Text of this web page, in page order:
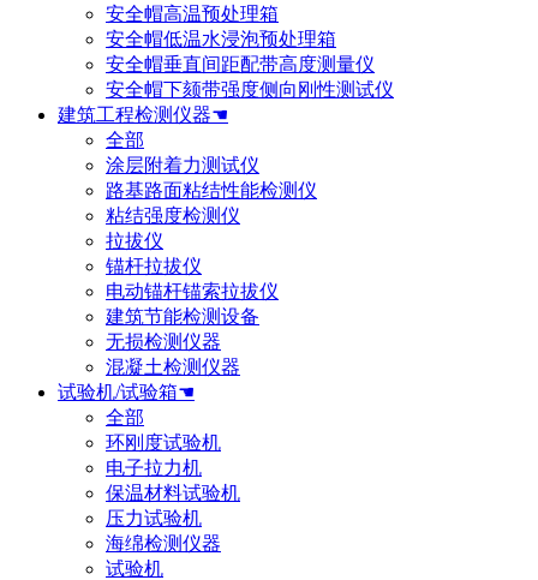
安全帽高温预处理箱
安全帽低温水浸泡预处理箱
安全帽垂直间距配带高度测量仪
安全帽下颏带强度侧向刚性测试仪
建筑工程检测仪器☚
全部
涂层附着力测试仪
路基路面粘结性能检测仪
粘结强度检测仪
拉拔仪
锚杆拉拔仪
电动锚杆锚索拉拔仪
建筑节能检测设备
无损检测仪器
混凝土检测仪器
试验机/试验箱☚
全部
环刚度试验机
电子拉力机
保温材料试验机
压力试验机
海绵检测仪器
试验机